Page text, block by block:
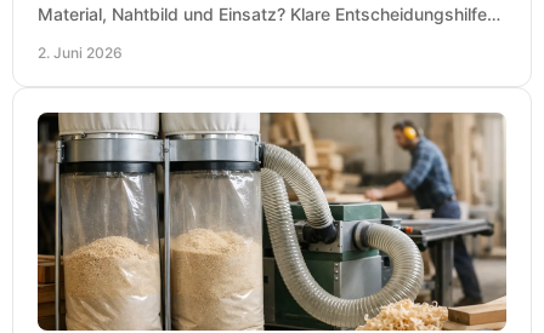
Material, Nahtbild und Einsatz? Klare Entscheidungshilfe
2. Juni 2026